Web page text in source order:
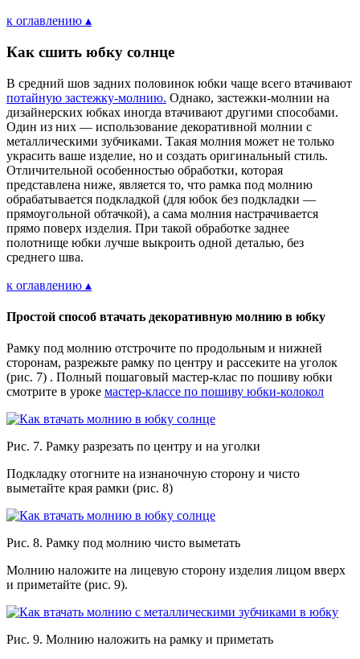
к оглавлению ▴
Как сшить юбку солнце
В средний шов задних половинок юбки чаще всего втачивают
потайную застежку-молнию. Однако, застежки-молнии на
дизайнерских юбках иногда втачивают другими способами.
Один из них — использование декоративной молнии с
металлическими зубчиками. Такая молния может не только
украсить ваше изделие, но и создать оригинальный стиль.
Отличительной особенностью обработки, которая
представлена ниже, является то, что рамка под молнию
обрабатывается подкладкой (для юбок без подкладки —
прямоугольной обтачкой), а сама молния настрачивается
прямо поверх изделия. При такой обработке заднее
полотнище юбки лучше выкроить одной деталью, без
среднего шва.
к оглавлению ▴
Простой способ втачать декоративную молнию в юбку
Рамку под молнию отстрочите по продольным и нижней
сторонам, разрежьте рамку по центру и рассеките на уголок
(рис. 7) . Полный пошаговый мастер-клас по пошиву юбки
смотрите в уроке мастер-классе по пошиву юбки-колокол
Рис. 7. Рамку разрезать по центру и на уголки
Подкладку отогните на изнаночную сторону и чисто
выметайте края рамки (рис. 8)
Рис. 8. Рамку под молнию чисто выметать
Молнию наложите на лицевую сторону изделия лицом вверх
и приметайте (рис. 9).
Рис. 9. Молнию наложить на рамку и приметать